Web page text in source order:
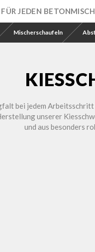
JEDEN
Mischerschaufeln
bei jedem
unserer
und aus besonders